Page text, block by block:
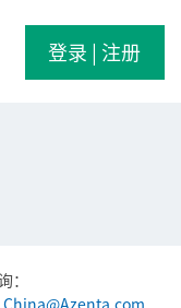
登录 | 注册
：